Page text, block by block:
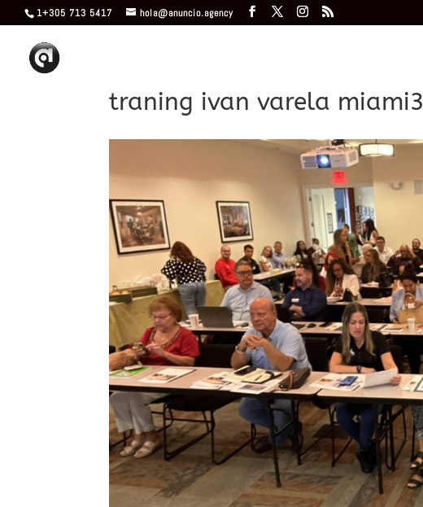
1+305 713 5417 hola@anuncio.agency
traning ivan varela miami3